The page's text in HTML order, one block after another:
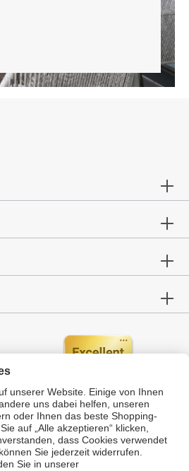
– Gartenmöbel & Wohnen